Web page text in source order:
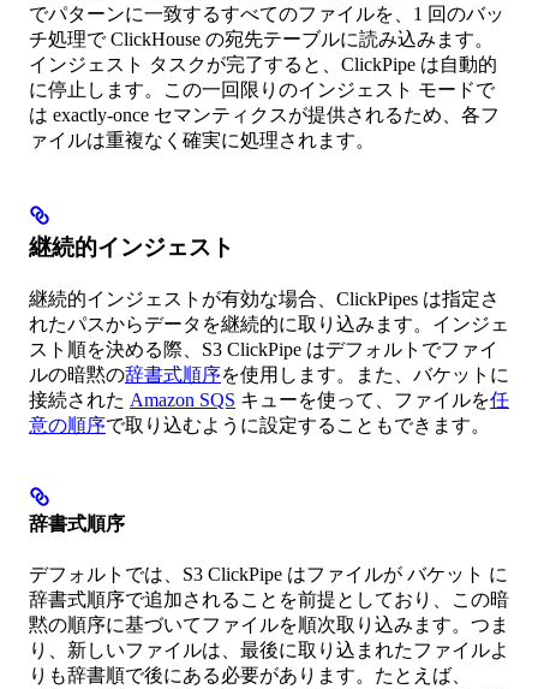
でパターンに一致するすべてのファイルを、1 回のバッ
チ処理で ClickHouse の宛先テーブルに読み込みます。
インジェスト タスクが完了すると、ClickPipe は自動的
に停止します。この一回限りのインジェスト モードで
は exactly-once セマンティクスが提供されるため、各フ
ァイルは重複なく確実に処理されます。
継続的インジェスト
継続的インジェストが有効な場合、ClickPipes は指定さ
れたパスからデータを継続的に取り込みます。インジェ
スト順を決める際、S3 ClickPipe はデフォルトでファイ
ルの暗黙の辞書式順序を使用します。また、バケットに
接続された Amazon SQS キューを使って、ファイルを任
意の順序で取り込むように設定することもできます。
辞書式順序
デフォルトでは、S3 ClickPipe はファイルが バケット に
辞書式順序で追加されることを前提としており、この暗
黙の順序に基づいてファイルを順次取り込みます。つま
り、新しいファイルは、最後に取り込まれたファイルよ
りも辞書順で後にある必要があります。たとえば、